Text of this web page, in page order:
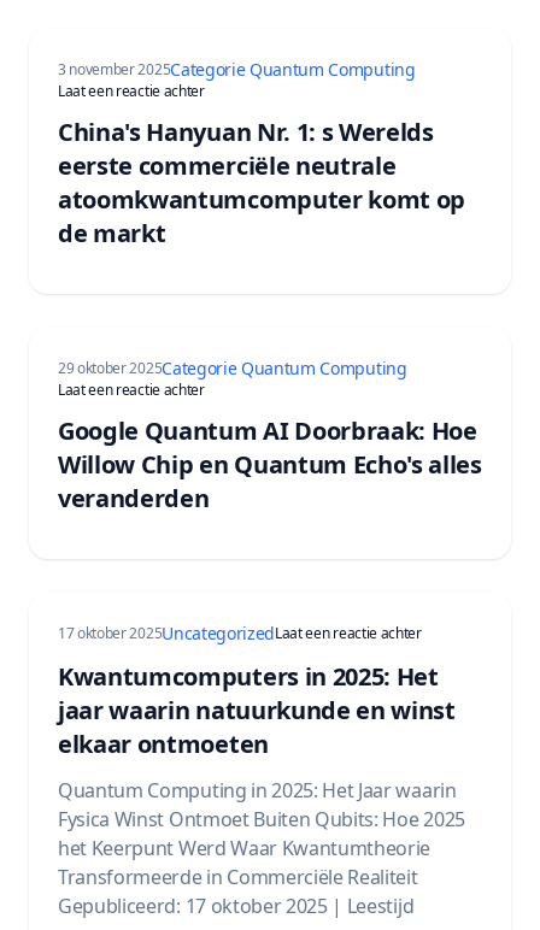
3 november 2025Categorie Quantum Computing
Laat een reactie achterop China’s Hanyuan No. 1: World’s First
China's Hanyuan Nr. 1: s Werelds
eerste commerciële neutrale
atoomkwantumcomputer komt op
de markt
29 oktober 2025Categorie Quantum Computing
Laat een reactie achterop Google Quantum AI Breakthrough: How Willow
Google Quantum AI Doorbraak: Hoe
Willow Chip en Quantum Echo's alles
veranderden
17 oktober 2025UncategorizedLaat een reactie achterop Quantum
Kwantumcomputers in 2025: Het
jaar waarin natuurkunde en winst
elkaar ontmoeten
Quantum Computing in 2025: Het Jaar waarin
Fysica Winst Ontmoet Buiten Qubits: Hoe 2025
het Keerpunt Werd Waar Kwantumtheorie
Transformeerde in Commerciële Realiteit
Gepubliceerd: 17 oktober 2025 | Leestijd